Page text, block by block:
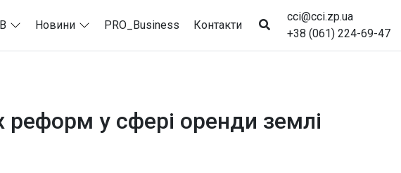
Новини PRO_Business Контакти
cci@cci.zp.ua
+38 (061) 224-69-47
реформ у сфері оренди землі